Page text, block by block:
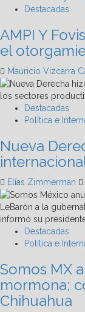
Destacadas
AMPI Y
el
Mauricio Vizcarra
Destacadas
Política e
Nueva
Elías Zimmerman
Destacadas
Política e
Somos MX
mormona;
Chihuahua